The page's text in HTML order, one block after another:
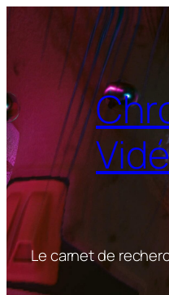
Le carnet de